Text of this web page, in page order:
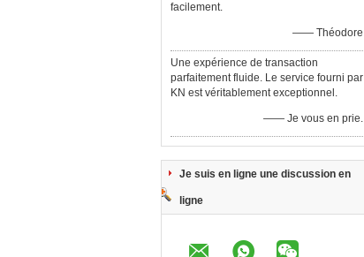
facilement.
—— Théodore
Une expérience de transaction
parfaitement fluide. Le service fourni par
KN est véritablement exceptionnel.
—— Je vous en prie.
Je suis en ligne une discussion en
ligne